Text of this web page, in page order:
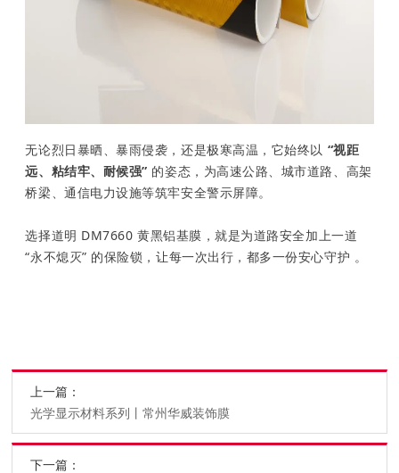
无论烈日暴晒、暴雨侵袭，还是极寒高温，它始终以 “视距
远、粘结牢、耐候强” 的姿态，为高速公路、城市道路、高架
桥梁、通信电力设施等筑牢安全警示屏障。
选择道明 DM7660 黄黑铝基膜，就是为道路安全加上一道
“永不熄灭” 的保险锁，让每一次出行，都多一份安心守护 。
上一篇：
光学显示材料系列丨常州华威装饰膜
下一篇：